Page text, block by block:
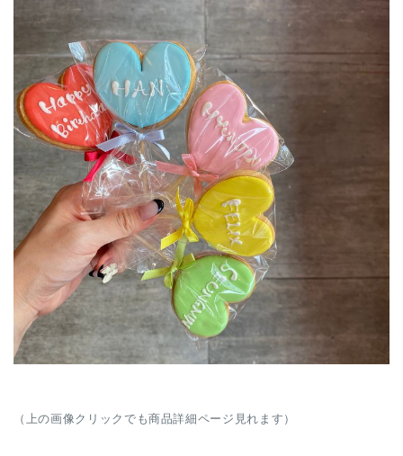
（上の画像クリックでも商品詳細ページ見れます）